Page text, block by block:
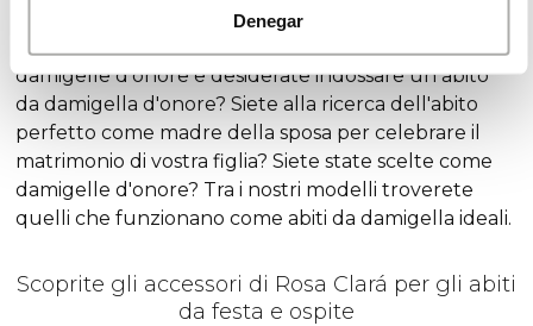
Denegar
Siete state invitate a un matrimonio in cui sarete
damigelle d'onore e desiderate indossare un abito
da damigella d'onore? Siete alla ricerca dell'abito
perfetto come madre della sposa per celebrare il
matrimonio di vostra figlia? Siete state scelte come
damigelle d'onore? Tra i nostri modelli troverete
quelli che funzionano come abiti da damigella ideali.
Scoprite gli accessori di Rosa Clará per gli abiti
da festa e ospite